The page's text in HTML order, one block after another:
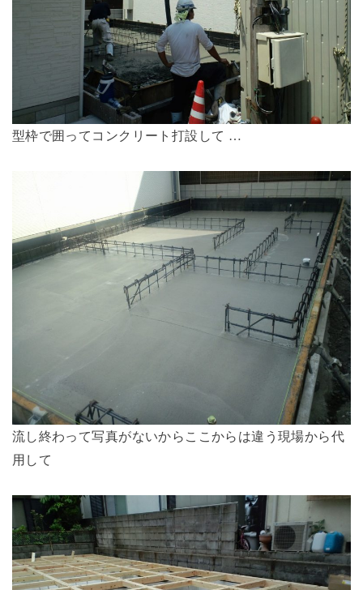
型枠で囲ってコンクリート打設して …
流し終わって写真がないからここからは違う現場から代
用して